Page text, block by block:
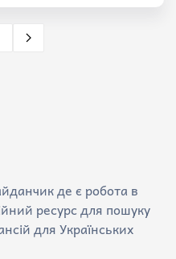
де є робота в
ресурс для пошуку
для Українських